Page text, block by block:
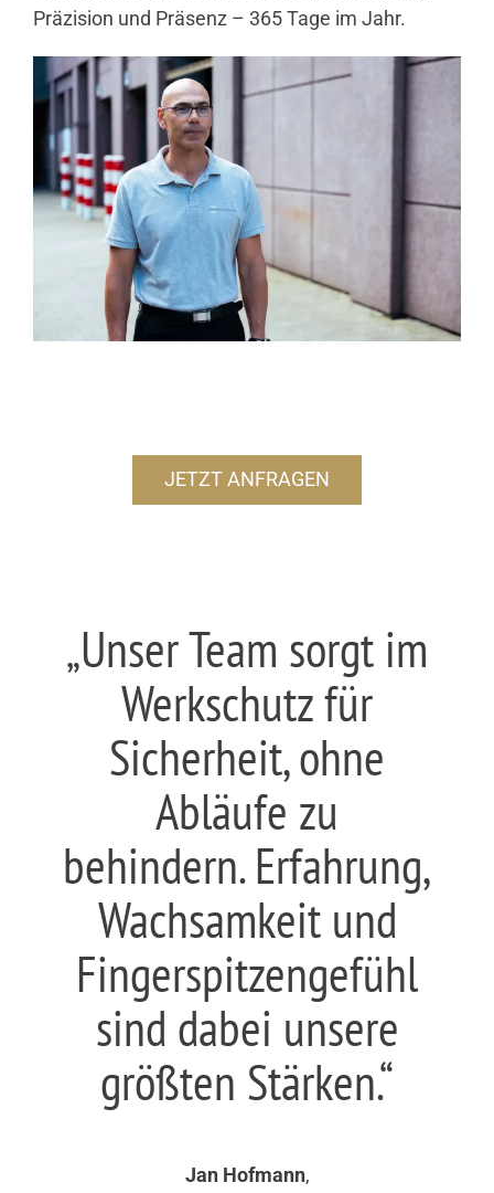
Präzision und Präsenz – 365 Tage im Jahr.
JETZT ANFRAGEN
„Unser Team sorgt im
Werkschutz für
Sicherheit, ohne
Abläufe zu
behindern. Erfahrung,
Wachsamkeit und
Fingerspitzengefühl
sind dabei unsere
größten Stärken.“
Jan Hofmann,